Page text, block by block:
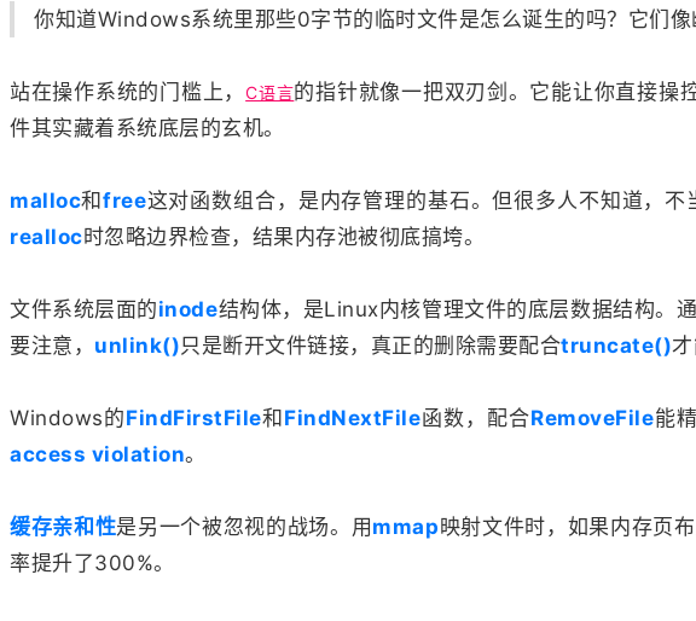
你知道Windows系统里那些0字节的临时文件是怎么诞生的吗？它们
站在操作系统的门槛上，C语言的指针就像一把双刃剑。它能让你直接操
件其实藏着系统底层的玄机。
malloc和free这对函数组合，是内存管理的基石。但很多人不知道，
realloc时忽略边界检查，结果内存池被彻底搞垮。
文件系统层面的inode结构体，是Linux内核管理文件的底层数据结构。
要注意， unlink()只是断开文件链接，真正的删除需要配合truncate()才
Windows的FindFirstFile和FindNextFile函数，配合RemoveFile能
access violation。
缓存亲和性是另一个被忽视的战场。用mmap映射文件时，如果内存页
率提升了300%。